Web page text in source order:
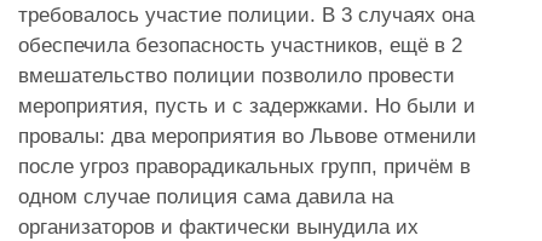
требовалось участие полиции. В 3 случаях она
обеспечила безопасность участников, ещё в 2
вмешательство полиции позволило провести
мероприятия, пусть и с задержками. Но были и
провалы: два мероприятия во Львове отменили
после угроз праворадикальных групп, причём в
одном случае полиция сама давила на
организаторов и фактически вынудила их